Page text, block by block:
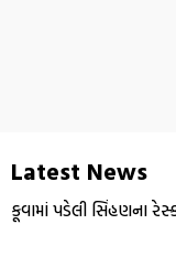
Latest News
કૂવામાં પડેલી સિંહણના